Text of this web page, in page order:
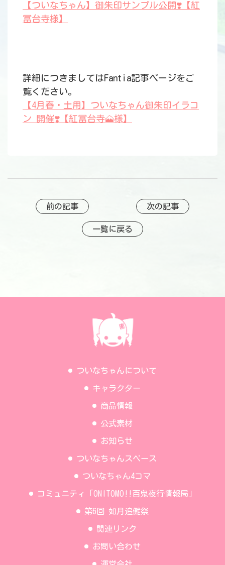
【ついなちゃん】御朱印サンプル公開❣️【紅
冨台寺様】
詳細につきましてはFantia記事ページをご
覧ください。
【4月春・土用】ついなちゃん御朱印イラコ
ン 開催❣️【紅冨台寺🗻様】
前の記事 次の記事
一覧に戻る
ついなちゃんについて
キャラクター
商品情報
公式素材
お知らせ
ついなちゃんスペース
ついなちゃん4コマ
コミュニティ「ONITOMO!!百鬼夜行情報局」
第6回 如月追儺祭
関連リンク
お問い合わせ